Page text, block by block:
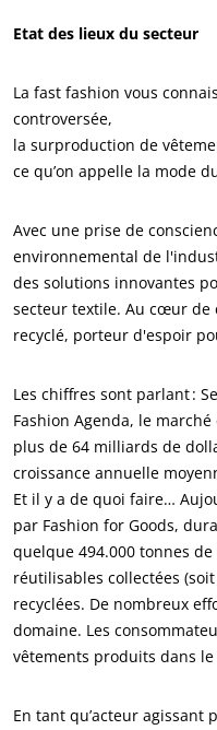
ECOCERT
Actualités
Carrières
Etat des lieux du secteur
La fast fashion vous
controversée,
la surproduction de
ce qu’on appelle la mode
Avec une prise de
environnemental de
des solutions innovantes
secteur textile. Au cœur de
recyclé, porteur d'espoir
Les chiffres sont parlant :
Fashion Agenda, le
plus de 64 milliards de
croissance annuelle
Et il y a de quoi faire…
par Fashion for Goods,
quelque 494.000 tonnes
réutilisables collectées
recyclées. De nombreux
domaine. Les
vêtements produits dans
En tant qu’acteur